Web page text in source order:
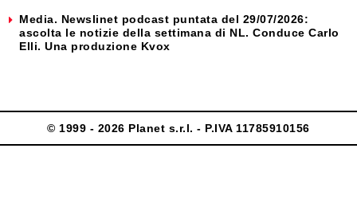
Media. Newslinet podcast puntata del 29/07/2026:
ascolta le notizie della settimana di NL. Conduce Carlo
Elli. Una produzione Kvox
© 1999 - 2026 Planet s.r.l. - P.IVA 11785910156